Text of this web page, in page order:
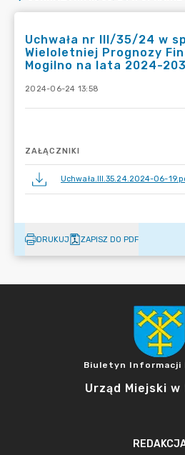
Uchwała nr III/35/24 w
Wieloletniej Prognozy
Mogilno na lata 2024-
2024-06-24 13:58
ZAŁĄCZNIKI
Uchwała.III.35.24.2024-06-
DRUKUJ ZAPISZ DO PDF
Biuletyn Informacji
Urząd Miejski w